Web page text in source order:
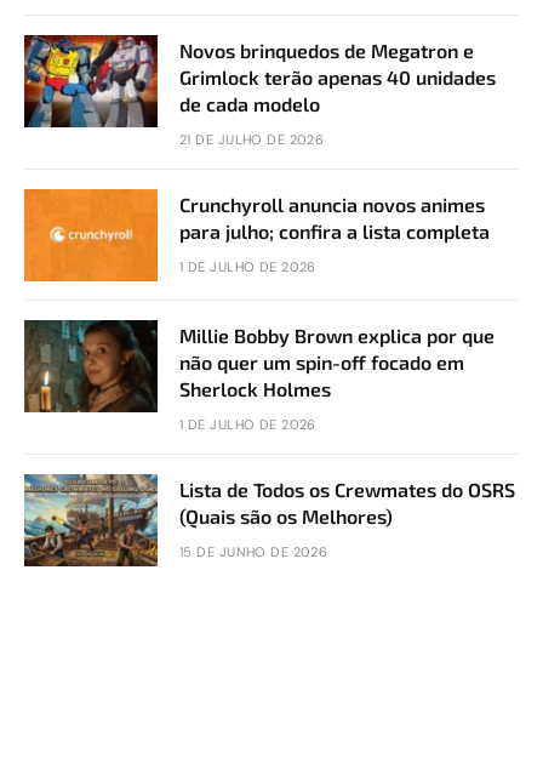
Novos brinquedos de Megatron e
Grimlock terão apenas 40 unidades
de cada modelo
21 DE JULHO DE 2026
Crunchyroll anuncia novos animes
para julho; confira a lista completa
1 DE JULHO DE 2026
Millie Bobby Brown explica por que
não quer um spin-off focado em
Sherlock Holmes
1 DE JULHO DE 2026
Lista de Todos os Crewmates do OSRS
(Quais são os Melhores)
15 DE JUNHO DE 2026